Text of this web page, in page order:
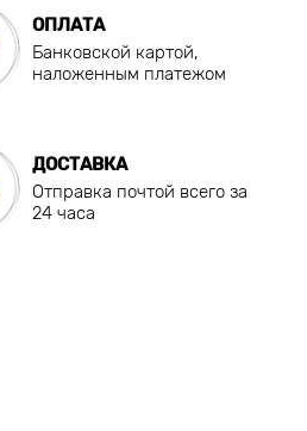
ОПЛАТА
Банковской картой,
наложенным платежом
ДОСТАВКА
Отправка почтой всего за
24 часа